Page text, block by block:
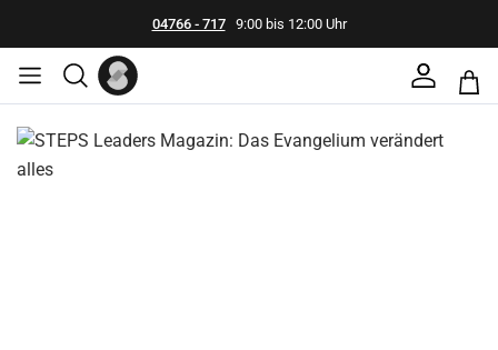
04766 - 7179:00 bis 12:00 Uhr
Bildergalerie überspringen